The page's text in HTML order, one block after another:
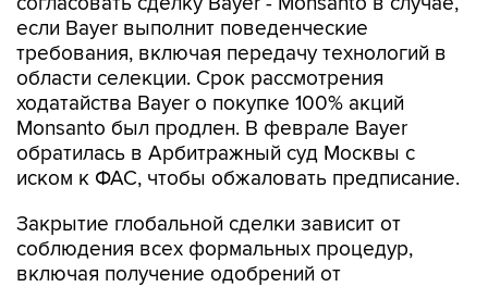
если Bayer выполнит поведенческие
требования, включая передачу технологий в
области селекции. Срок рассмотрения
ходатайства Bayer о покупке 100% акций
Monsanto был продлен. В феврале Bayer
обратилась в Арбитражный суд Москвы с
иском к ФАС, чтобы обжаловать предписание.
Закрытие глобальной сделки зависит от
соблюдения всех формальных процедур,
включая получение одобрений от